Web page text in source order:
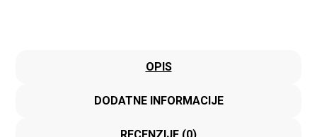
OPIS
DODATNE INFORMACIJE
RECENZIJE (0)